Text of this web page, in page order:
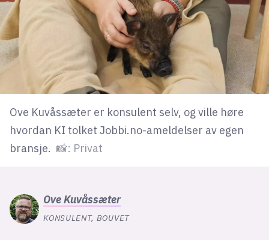
Ove Kuvåssæter er konsulent selv, og ville høre
hvordan KI tolket Jobbi.no-ameldelser av egen
bransje. 📸: Privat
OveKuvåssæter
KONSULENT, BOUVET